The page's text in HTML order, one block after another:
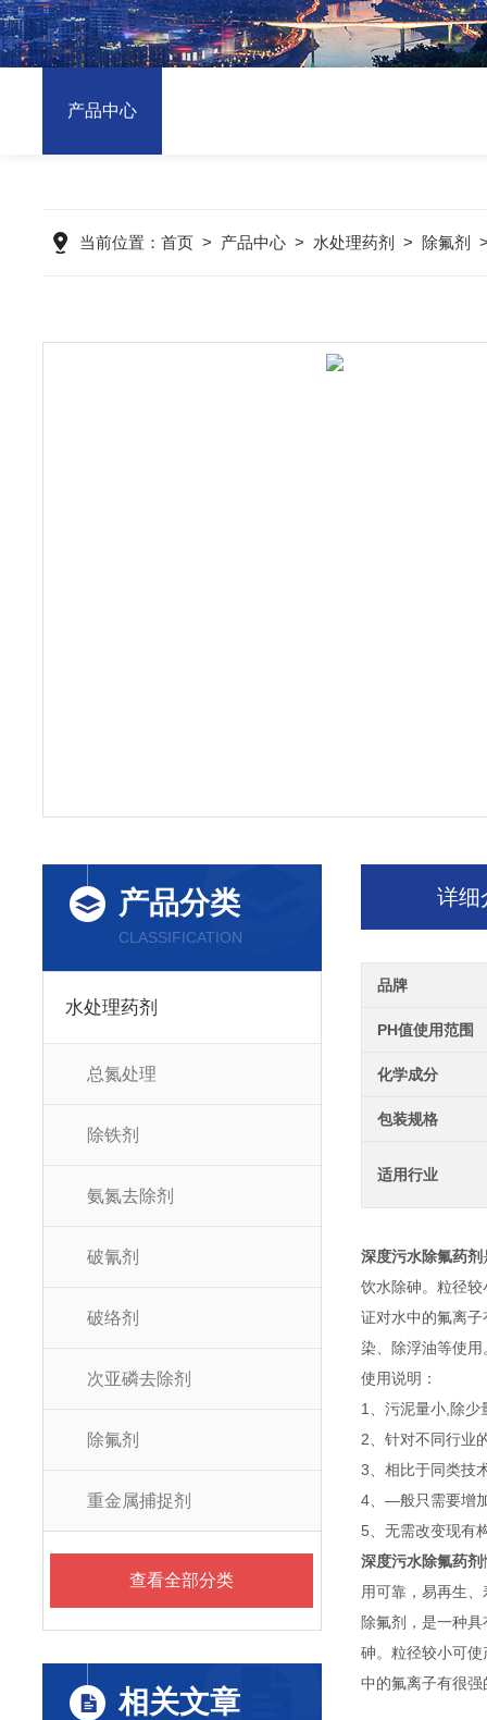
产品中心
当前位置： 首页 > 产品中心 > 水处理药剂 > 除氟剂
产品分类
CLASSIFICATION
水处理药剂
总氮处理
除铁剂
氨氮去除剂
破氰剂
破络剂
次亚磷去除剂
除氟剂
重金属捕捉剂
查看全部分类
相关文章
详细
品牌
PH值使用范围
化学成分
包装规格
适用行业
深度污水除氟药剂
饮水除砷。粒径
证对水中的氟离
染、除浮油等使用
使用说明：
1、污泥量小,除少
2、针对不同行业
3、相比于同类技
4、—般只需要增
5、无需改变现有
深度污水除氟药剂
用可靠，易再生
除氟剂，是一种
砷。粒径较小可
中的氟离子有很